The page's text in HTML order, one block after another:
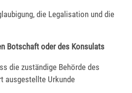
die Legalisation und die
Botschaft oder des Konsulats
die zuständige Behörde des
ausgestellte Urkunde